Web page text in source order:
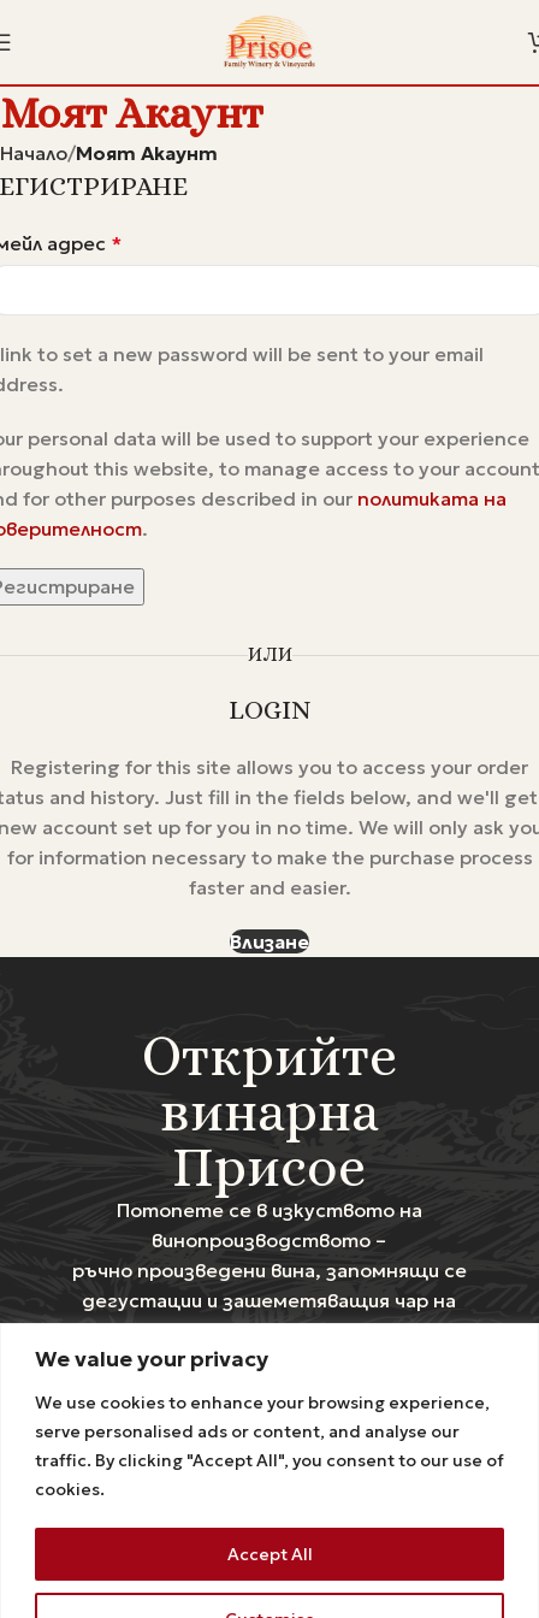
We value your privacy
We use cookies to enhance your browsing experience,
serve personalised ads or content, and analyse our
traffic. By clicking "Accept All", you consent to our use of
cookies.
Accept All
Моят Акаунт
Начало Моят Акаунт
адрес *
to set a new password will be sent to your email
personal data will be used to support your experience
this website, to manage access to your
for other purposes described in our политиката на
.
ИЛИ
LOGIN
Registering for this site allows you to access your order
and history. Just fill in the fields below, and we'll
account set up for you in no time. We will only ask
for information necessary to make the purchase process
faster and easier.
Влизане
Открийте
винарна
Присое
Потопете се в изкуството на
винопроизводството –
ръчно произведени вина, запомнящи се
дегустации и зашеметяващия чар на
нашите лозя.
Свържете се с нас
Последвайте ни в
ПРЕЖИВЯВАНИЯМАГАЗИН